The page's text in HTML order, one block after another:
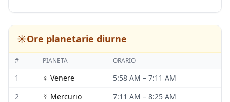
☀️Ore planetarie diurne
# PIANETA ORARIO
1 ♀ Venere 5:58 AM – 7:11 AM
2
☿ Mercurio 7:11 AM – 8:25 AM